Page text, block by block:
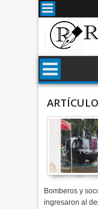
Bomberos y
ingresaron al